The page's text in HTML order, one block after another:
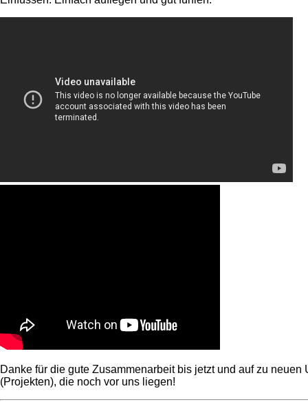
Danke für die gute Zusammenarbeit bis jetzt und auf zu neuen
(Projekten), die noch vor uns liegen!